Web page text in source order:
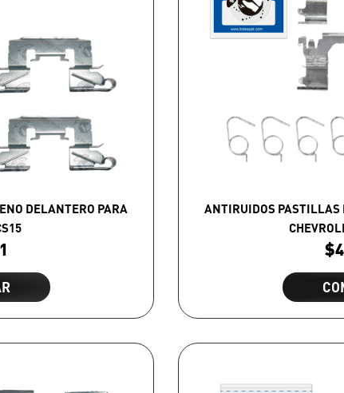
DELANTERO PARA
ANTIRUIDOS PASTILLAS
$